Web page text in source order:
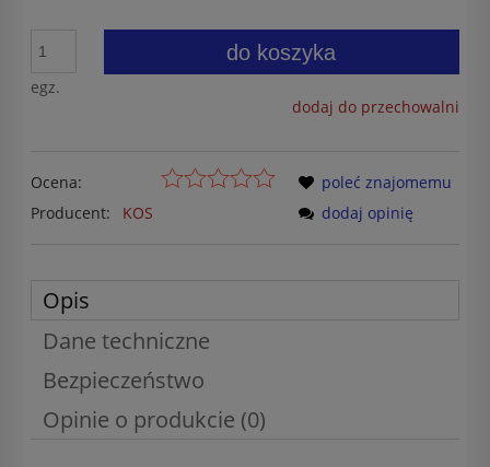
egz.
do koszyka
dodaj do przechowalni
Ocena:
Producent:
KOS
poleć znajomemu
dodaj opinię
Opis
Dane techniczne
Bezpieczeństwo
Opinie o produkcie (0)